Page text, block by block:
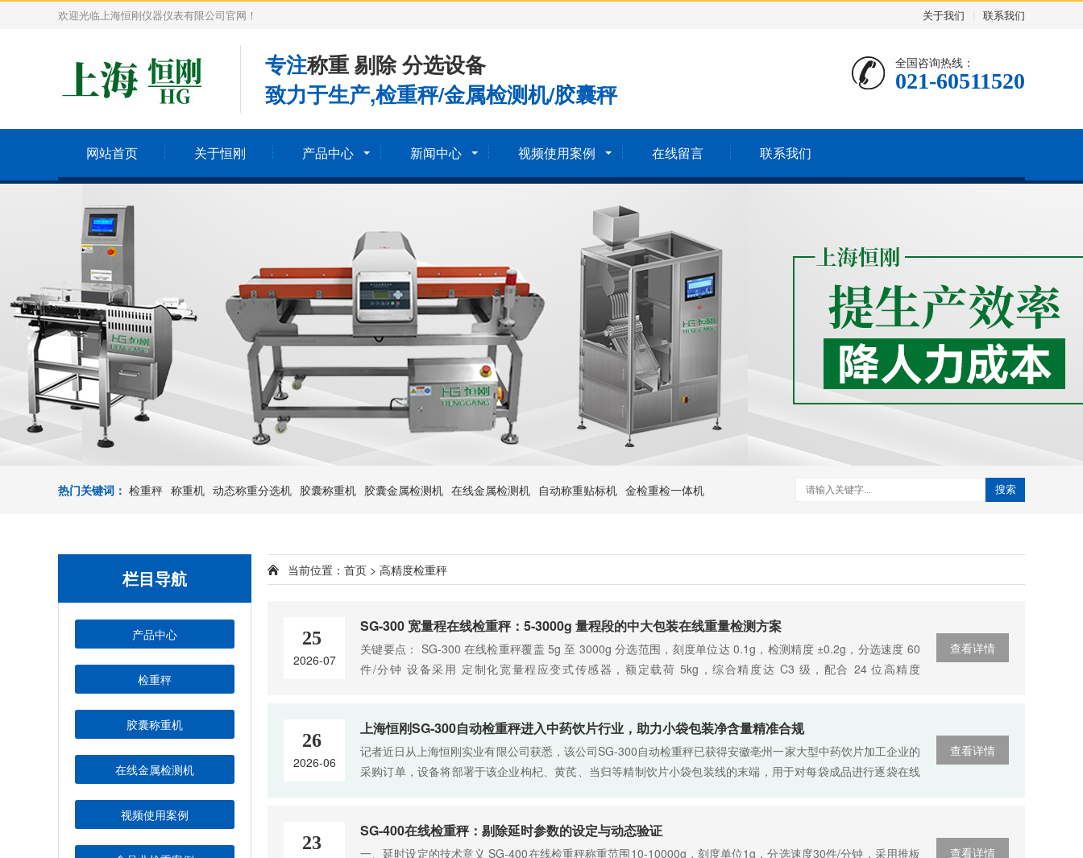
关于我们 联系我们
欢迎光临上海恒刚仪器仪表有限公司官网！
专注称重 剔除 分选设备
致力于生产,检重秤/金属检测机/胶囊秤
全国咨询热线：
021-60511520
网站首页 关于恒刚 产品中心 新闻中心 视频使用案例 在线留言 联系我们
热门关键词： 检重秤 称重机 动态称重分选机 胶囊称重机 胶囊金属检测机 在线金属检测机 自动称重贴标机 金检重检一体机 搜索
栏目导航
产品中心
检重秤
胶囊称重机
在线金属检测机
视频使用案例
当前位置： 首页 > 高精度检重秤
查看详情
25
2026-07
SG-300 宽量程在线检重秤：5-3000g 量程段的中大包装在线重量检测方案
关键要点： SG-300 在线检重秤覆盖 5g 至 3000g 分选范围，刻度单位达 0.1g，检测精度 ±0.2g，分选速度 60
件/分钟 设备采用 定制化宽量程应变式传感器，额定载荷 5kg，综合精度达 C3 级，配合 24 位高精度
查看详情
26
2026-06
上海恒刚SG-300自动检重秤进入中药饮片行业，助力小袋包装净含量精准合规
记者近日从上海恒刚实业有限公司获悉，该公司SG-300自动检重秤已获得安徽亳州一家大型中药饮片加工企业的
采购订单，设备将部署于该企业枸杞、黄芪、当归等精制饮片小袋包装线的末端，用于对每袋成品进行逐袋在线
查看详情
23
SG-400在线检重秤：剔除延时参数的设定与动态验证
一、延时设定的技术意义 SG-400在线检重秤称重范围10-10000g，刻度单位1g，分选速度30件/分钟，采用推板